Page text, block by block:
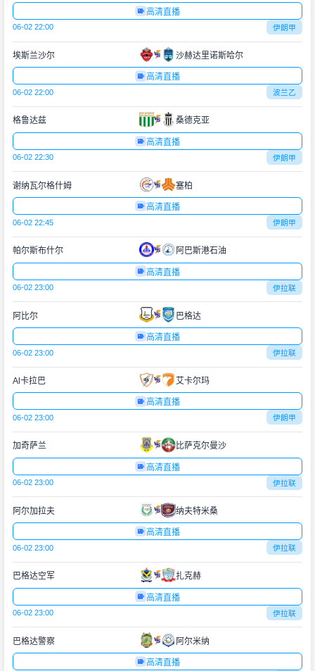
高清直播
06-02 22:00 伊朗甲
埃斯兰沙尔 沙赫达里诺斯哈尔
高清直播
06-02 22:00 波兰乙
格鲁达兹 桑德克亚
高清直播
06-02 22:30 伊朗甲
谢纳瓦尔格什姆 塞柏
高清直播
06-02 22:45 伊朗甲
帕尔斯布什尔 阿巴斯港石油
高清直播
06-02 23:00 伊拉联
阿比尔 巴格达
高清直播
06-02 23:00 伊拉联
Al卡拉巴 艾卡尔玛
高清直播
06-02 23:00 伊朗甲
加奇萨兰 比萨克尔曼沙
高清直播
06-02 23:00 伊拉联
阿尔加拉夫 纳夫特米桑
高清直播
06-02 23:00 伊拉联
巴格达空军 扎克赫
高清直播
06-02 23:00 伊拉联
巴格达警察 阿尔米纳
高清直播